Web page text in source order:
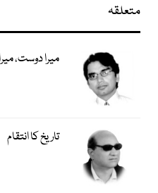
متعلقہ
میرا دوست،
تاریخ کا انتقام